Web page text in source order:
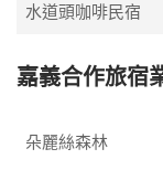
水道頭咖啡民宿
嘉義合作旅宿
朵麗絲森林